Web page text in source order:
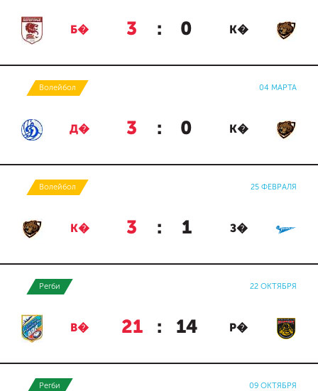
Б� 3 : 0 К�
Волейбол 04 МАРТА
Д� 3 : 0 К�
Волейбол 25 ФЕВРАЛЯ
К� 3 : 1 З�
Регби 22 ОКТЯБРЯ
В� 21 : 14 Р�
Регби 09 ОКТЯБРЯ